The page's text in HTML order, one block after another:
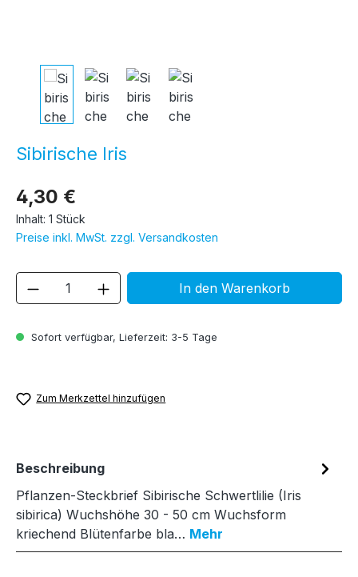
Sibirische Iris
4,30 €
Inhalt: 1 Stück
Preise inkl. MwSt. zzgl. Versandkosten
Sofort verfügbar, Lieferzeit: 3-5 Tage
Produkt Anzahl: Gib denIn den Warenkorb
Zum Merkzettel hinzufügen
Beschreibung
Pflanzen-Steckbrief Sibirische Schwertlilie (Iris
sibirica) Wuchshöhe 30 - 50 cm Wuchsform
kriechend Blütenfarbe bla… Mehr